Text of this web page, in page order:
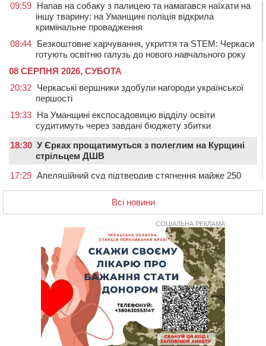
09:59 Напав на собаку з палицею та намагався наїхати на
іншу тварину: на Уманщині поліція відкрила
кримінальне провадження
08:44 Безкоштовне харчування, укриття та STEM: Черкаси
готують освітню галузь до нового навчального року
08 СЕРПНЯ 2026, СУБОТА
20:32 Черкаські вершники здобули нагороди української
першості
19:33 На Уманщині експосадовицю відділу освіти
судитимуть через завдані бюджету збитки
18:30 У Єрках прощатимуться з полеглим на Курщині
стрільцем ДШВ
17:29 Апеляційний суд підтвердив стягнення майже 250
У Черкасах за ніч виявили 15 порушників
комендантської години та 10 нетверезих водіїв
На Золотоніщині водійка збила пішохода, який
перебігав дорогу
На Черкащині прокуратура через суд вимагає взяти
під охорону 188-річну церкву
У Смілі біля магазину під колесами вантажівки
загинула жінка
У Черкасах пропонують для приватизації
п’ятиповерховий об’єкт у центрі міста
Не вистачає стажу для пенсії: як його докупити та що
Всі новини
СОЦІАЛЬНА РЕКЛАМА